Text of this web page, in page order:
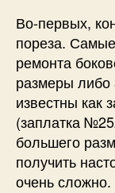
Во-первых,
пореза.
ремонта
размеры
известны как
(заплатка
большего
получить
очень сложно.